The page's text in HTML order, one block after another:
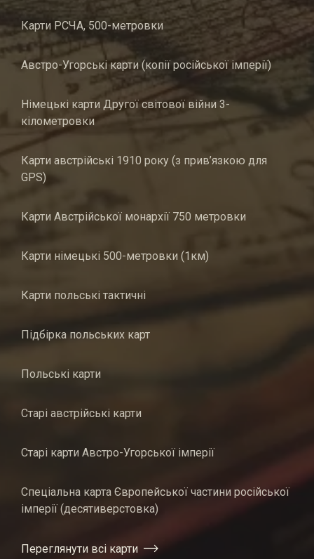
Карти РСЧА, 500-метровки
Австро-Угорські карти (копії російської імперії)
Німецькі карти Другої світової війни 3-
кілометровки
Карти австрійські 1910 року (з прив’язкою для
GPS)
Карти Австрійської монархії 750 метровки
Карти німецькі 500-метровки (1км)
Карти польські тактичні
Підбірка польських карт
Польські карти
Старі австрійські карти
Старі карти Австро-Угорської імперії
Спеціальна карта Європейської частини російської
імперії (десятиверстовка)
Переглянути всі карти